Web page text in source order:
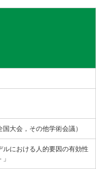
大会，その他学術会議）
ルにおける人的要因の有効性